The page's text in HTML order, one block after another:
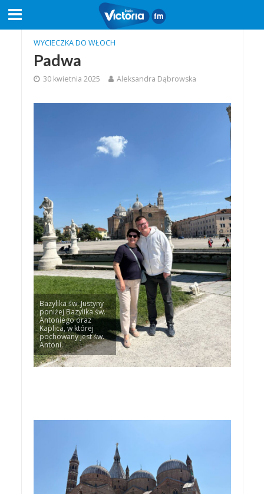
WYCIECZKA DO WŁOCH
Padwa
30 kwietnia 2025 Aleksandra Dąbrowska
Bazylika św. Justyny
poniżej Bazylika św.
Antoniego oraz
Kaplica, w której
pochowany jest św.
Antoni.